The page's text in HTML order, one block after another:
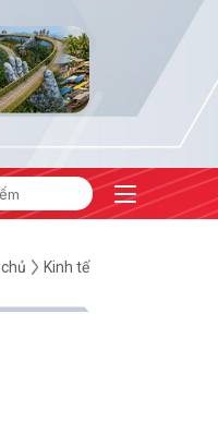
ninh năng lượng
Kinh tế